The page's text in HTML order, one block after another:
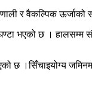
र वैकल्पिक
भएको छ ।
छ ।सिँचाइयोग्य